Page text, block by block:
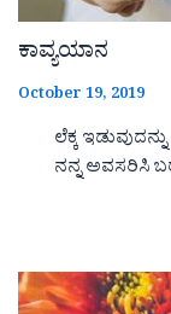
ಕಾವ್ಯಯಾನ
October 19, 2019
ಲೆಕ್ಕ
ನನ್ನ ಅವಸರಿಸಿ